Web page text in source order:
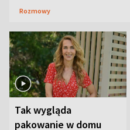
Rozmowy
Tak wygląda
pakowanie w domu